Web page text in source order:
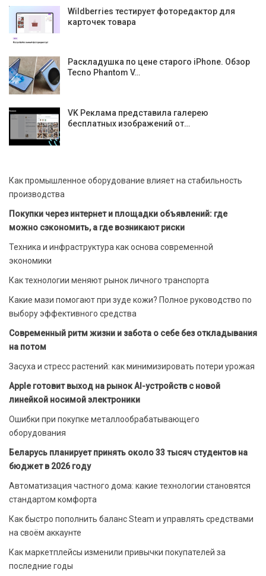
Wildberries тестирует фоторедактор для
карточек товара
Раскладушка по цене старого iPhone. Обзор
Tecno Phantom V…
VK Реклама представила галерею
бесплатных изображений от…
Как промышленное оборудование влияет на стабильность
производства
Покупки через интернет и площадки объявлений: где
можно сэкономить, а где возникают риски
Техника и инфраструктура как основа современной
экономики
Как технологии меняют рынок личного транспорта
Какие мази помогают при зуде кожи? Полное руководство по
выбору эффективного средства
Современный ритм жизни и забота о себе без откладывания
на потом
Засуха и стресс растений: как минимизировать потери урожая
Apple готовит выход на рынок AI-устройств с новой
линейкой носимой электроники
Ошибки при покупке металлообрабатывающего
оборудования
Беларусь планирует принять около 33 тысяч студентов на
бюджет в 2026 году
Автоматизация частного дома: какие технологии становятся
стандартом комфорта
Как быстро пополнить баланс Steam и управлять средствами
на своём аккаунте
Как маркетплейсы изменили привычки покупателей за
последние годы